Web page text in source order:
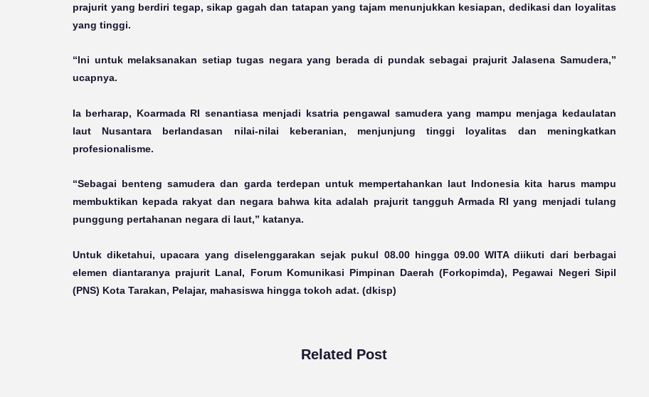
prajurit yang berdiri tegap, sikap gagah dan tatapan yang tajam menunjukkan kesiapan, dedikasi dan loyalitas
yang tinggi.
“Ini untuk melaksanakan setiap tugas negara yang berada di pundak sebagai prajurit Jalasena Samudera,”
ucapnya.
Ia berharap, Koarmada RI senantiasa menjadi ksatria pengawal samudera yang mampu menjaga kedaulatan
laut Nusantara berlandasan nilai-nilai keberanian, menjunjung tinggi loyalitas dan meningkatkan
profesionalisme.
“Sebagai benteng samudera dan garda terdepan untuk mempertahankan laut Indonesia kita harus mampu
membuktikan kepada rakyat dan negara bahwa kita adalah prajurit tangguh Armada RI yang menjadi tulang
punggung pertahanan negara di laut,” katanya.
Untuk diketahui, upacara yang diselenggarakan sejak pukul 08.00 hingga 09.00 WITA diikuti dari berbagai
elemen diantaranya prajurit Lanal, Forum Komunikasi Pimpinan Daerah (Forkopimda), Pegawai Negeri Sipil
(PNS) Kota Tarakan, Pelajar, mahasiswa hingga tokoh adat. (dkisp)
Related Post